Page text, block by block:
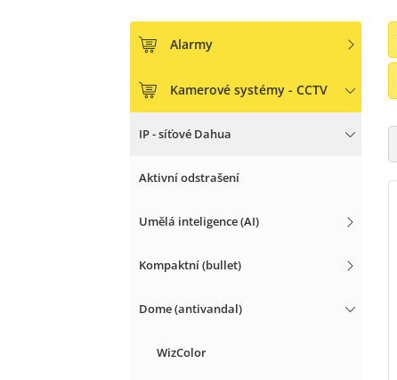
Alarmy
Kamerové systémy - CCTV
IP - síťové Dahua
Aktivní odstrašení
Umělá inteligence (AI)
Kompaktní (bullet)
Dome (antivandal)
WizColor